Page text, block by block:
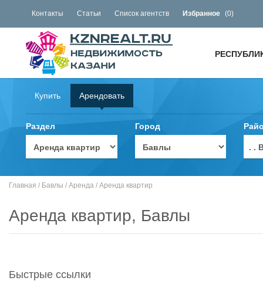
Контакты Статьи Список агентств Избранное (0)
Купить Арендовать
Раздел Город
. .
Главная / Бавлы / Аренда / Аренда квартир
Аренда квартир, Бавлы
Быстрые ссылки